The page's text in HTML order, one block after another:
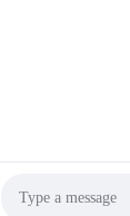
Co., Ltd. .